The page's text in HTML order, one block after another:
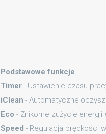
Podstawowe funkcje
Timer - Ustawienie czasu
iClean - Automatyczne
Eco - Znikome zużycie energii
Speed - Regulacja prędkości